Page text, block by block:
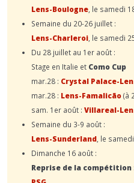
Lens-Boulogne , le samedi
Semaine du 20-26 juillet :
Lens-Charleroi , le samedi
Du 28 juillet au 1er août :
Stage en Italie et Como Cup
mar.28 : Crystal Palace-
mar.28 : Lens-Famalicão(à
sam. 1er août : Villareal-
Semaine du 3-9 août :
Lens-Sunderland , le
Dimanche 16 août :
Reprise de la compétition